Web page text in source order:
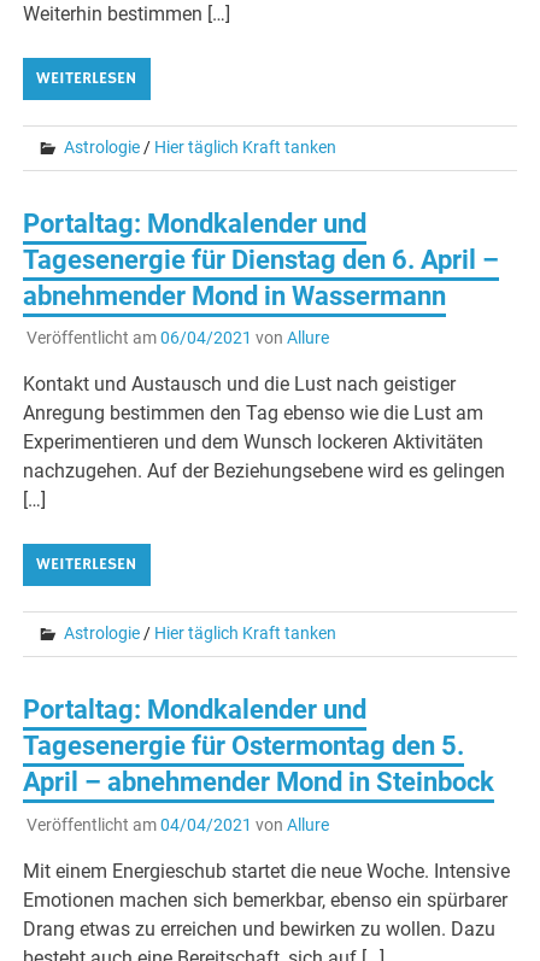
Weiterhin bestimmen […]
WEITERLESEN
Astrologie / Hier täglich Kraft tanken
Portaltag: Mondkalender und
Tagesenergie für Dienstag den 6. April –
abnehmender Mond in Wassermann
Veröffentlicht am06/04/2021 von Allure
Kontakt und Austausch und die Lust nach geistiger
Anregung bestimmen den Tag ebenso wie die Lust am
Experimentieren und dem Wunsch lockeren Aktivitäten
nachzugehen. Auf der Beziehungsebene wird es gelingen
[…]
WEITERLESEN
Astrologie/ Hier täglich Kraft tanken
Portaltag: Mondkalender und
Tagesenergie für Ostermontag den 5.
April – abnehmender Mond in Steinbock
Veröffentlicht am04/04/2021 von Allure
Mit einem Energieschub startet die neue Woche. Intensive
Emotionen machen sich bemerkbar, ebenso ein spürbarer
Drang etwas zu erreichen und bewirken zu wollen. Dazu